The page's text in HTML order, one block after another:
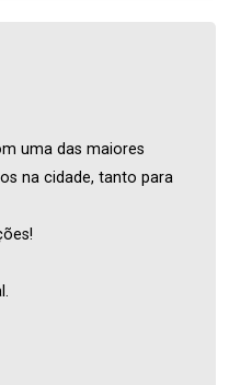
uma das maiores
na cidade, tanto para